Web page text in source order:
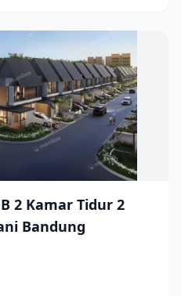
2 Kamar Tidur 2
Bandung